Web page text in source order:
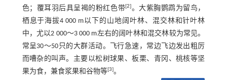
色；覆耳羽后具呈褐的粉红色带[2]。大紫胸鹦鹉为留鸟，
栖息于海拔4 000 m以下的山地阔叶林、混交林和针叶林
中，尤以2 000～3 000 m左右的阔叶林和混交林较为常见。
常呈30～50只的大群活动。飞行急速，常边飞边发出粗厉
而嘈杂的叫声。主要以松树球果、板栗、青冈、桃核等坚
果为食，兼食浆果和谷物等[3]。